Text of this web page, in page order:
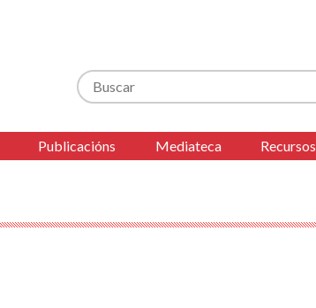
Buscar
Publicacións Mediateca Recursos